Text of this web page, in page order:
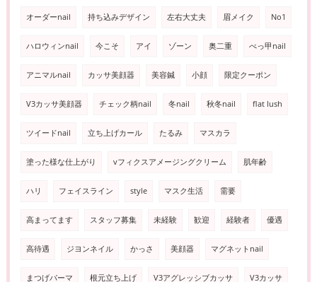
オーダーnail 持ち込みデザイン 左右大丈夫 眉メイク No1
ハロウィンnail 今こそ アイ ゾーン 奥二重 べっ甲nail
アニマルnail カッサ美顔器 美容鍼 小顔 限定クーポン
V3カッサ美顔器 チェック柄nail 冬nail 秋冬nail flat lush
ツイードnail 立ち上げカール たるみ マスカラ
塗った様な仕上がり vフィクスアメージングクリーム 肌年齢
ハリ フェイスライン style マスク生活 需要
高まってます スタッフ募集 未経験 歓迎 経験者 優遇
高待遇 ジヨンネイル かっさ 美顔器 マグネットnail
まつげパーマ 根元立ち上げ V3アグレッシブカッサ V3カッサ